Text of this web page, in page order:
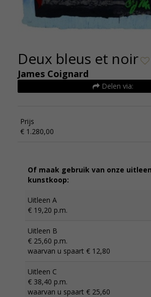
Deux bleus et noir
James Coignard
Delen via:
Prijs
€ 1.280,00
Of maak gebruik van onze
kunstkoop:
Uitleen A
€ 19,20 p.m.
Uitleen B
€ 25,60 p.m.
waarvan u spaart € 12,80
Uitleen C
€ 38,40 p.m.
waarvan u spaart € 25,60